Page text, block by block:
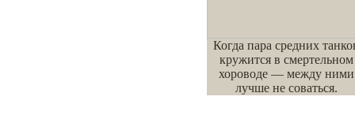
Когда пара средних
кружится в смертельном
хороводе — между ними
лучше не соваться.